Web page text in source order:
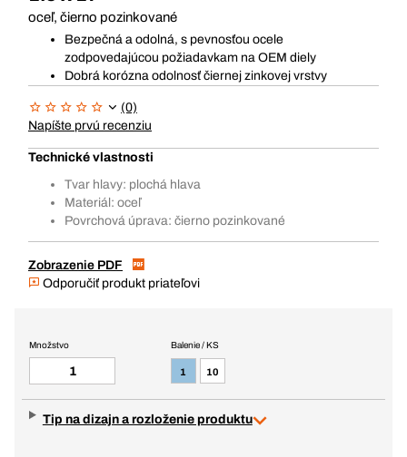
oceľ, čierno pozinkované
Bezpečná a odolná, s pevnosťou ocele
zodpovedajúcou požiadavkam na OEM diely
Dobrá korózna odolnosť čiernej zinkovej vrstvy
(0)
Napíšte prvú recenziu
Technické vlastnosti
Tvar hlavy: plochá hlava
Materiál: oceľ
Povrchová úprava: čierno pozinkované
Zobrazenie PDF
Odporučiť produkt priateľovi
Balenie / KS
1 10
Množstvo
Tip na dizajn a rozloženie produktu